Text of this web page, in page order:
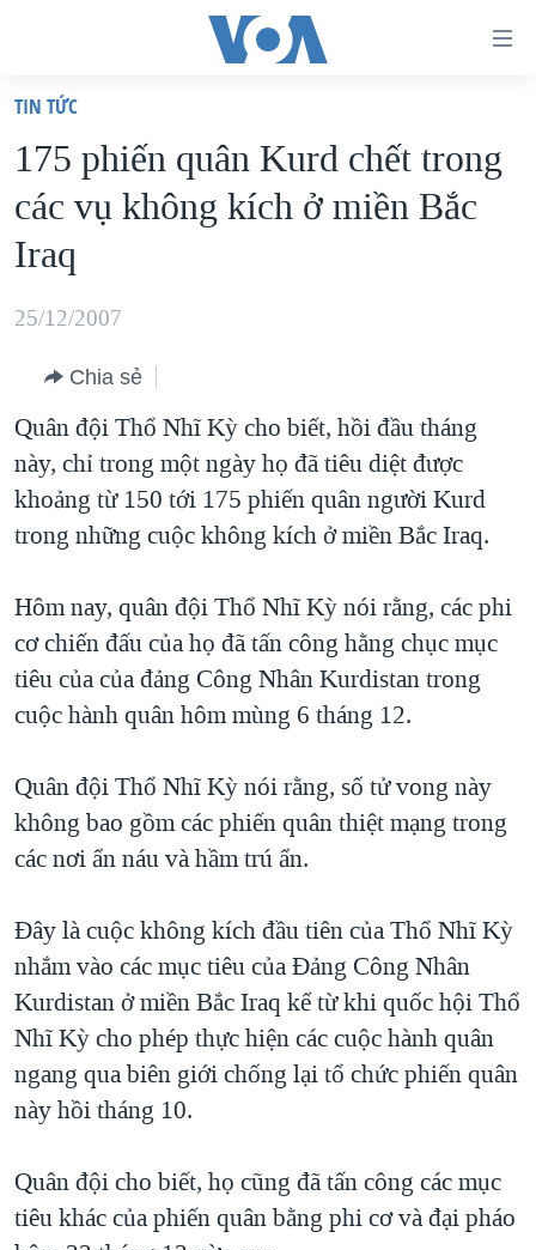
truy
cập
Tới
nội
chính
hướng
chính
Đi
tới
VIỆT NAM
HOA KỲ
BIỂN ĐÔNG
THẾ GIỚI
DIỄN ĐÀN
MỤC
TỰ DO BÁO CHÍ
VẠCH TRẦN TIN GIẢ
ĐỜI SỐNG
KINH TẾ
KHOA HỌC
SỨC KHOẺ
VĂN HOÁ
THỂ THAO
GIÁO DỤC
CHUYÊN ĐỀ
CHIẾN TRANH THƯƠNG MẠI CỦA MỸ: QUÁ KHỨ VÀ HIỆN
TẠI
MỘT NĂM CHIẾN TRANH TẠI DẢI GAZA
GIẢI MÃ VÀNH ĐAI & CON ĐƯỜNG
NGÀY TỊ NẠN THẾ GIỚI
GROUND ZERO – XƯA VÀ NAY
CHI PHÍ CHIẾN TRANH AFGHANISTAN
THƯỢNG ĐỈNH TRUMP-KIM TẠI VIỆT NAM
TRỊNH VĨNH BÌNH VS. CHÍNH PHỦ VIỆT NAM
NGƯ DÂN VIỆT VÀ LÀN SÓNG TRỘM HẢI SÂM
BÊN KIA QUỐC LỘ: TIẾNG VỌNG TỪ NÔNG THÔN MỸ
QUAN HỆ VIỆT MỸ
HỌC TIẾNG ANH
NGHE
MẠNG XÃ HỘI
Ngôn ngữ khác
TIN TỨC
175 phiến quân Kurd chết trong
các vụ không kích ở miền Bắc
Iraq
25/12/2007
Chia sẻ
Quân đội Thổ Nhĩ Kỳ cho biết, hồi đầu tháng
này, chỉ trong một ngày họ đã tiêu diệt được
khoảng từ 150 tới 175 phiến quân người Kurd
trong những cuộc không kích ở miền Bắc Iraq.
Hôm nay, quân đội Thổ Nhĩ Kỳ nói rằng, các phi
cơ chiến đấu của họ đã tấn công hằng chục mục
tiêu của của đảng Công Nhân Kurdistan trong
cuộc hành quân hôm mùng 6 tháng 12.
Quân đội Thổ Nhĩ Kỳ nói rằng, số tử vong này
không bao gồm các phiến quân thiệt mạng trong
các nơi ẩn náu và hầm trú ẩn.
Đây là cuộc không kích đầu tiên của Thổ Nhĩ Kỳ
nhắm vào các mục tiêu của Đảng Công Nhân
Kurdistan ở miền Bắc Iraq kể từ khi quốc hội Thổ
Nhĩ Kỳ cho phép thực hiện các cuộc hành quân
ngang qua biên giới chống lại tổ chức phiến quân
này hồi tháng 10.
Quân đội cho biết, họ cũng đã tấn công các mục
tiêu khác của phiến quân bằng phi cơ và đại pháo